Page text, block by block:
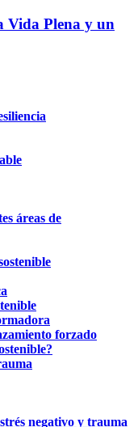
Vida Plena y un
áreas de
forzado
negativo y trauma